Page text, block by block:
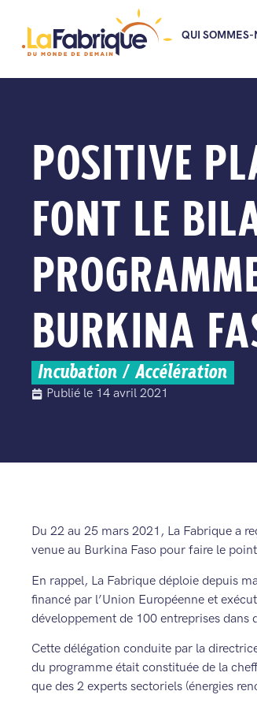
QUI SOMMES-
POSITIVE
FONT LE
BURKINA
Incubation / Accélération
Publié le 14 avril 2021
Du 22 au 25 mars 2021, La Fabrique a
venue au Burkina Faso pour faire le
En rappel, La Fabrique déploie depuis
financé par l’Union Européenne et
développement de 100 entreprises dans
Cette délégation conduite par la
du programme était constituée de la
que des 2 experts sectoriels (énergies